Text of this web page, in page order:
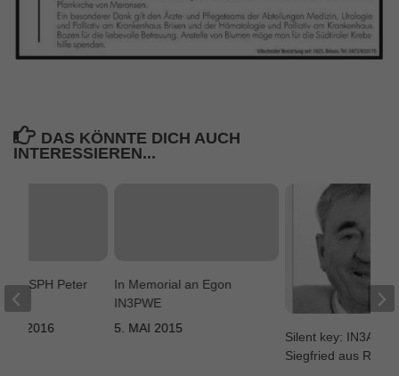
DAS KÖNNTE DICH AUCH
INTERESSIEREN...
In Memorial an Egon
IN3PWE
5. MAI 2015
Silent key: IN3ACZ
Siegfried aus
OE7SPH Peter
2016